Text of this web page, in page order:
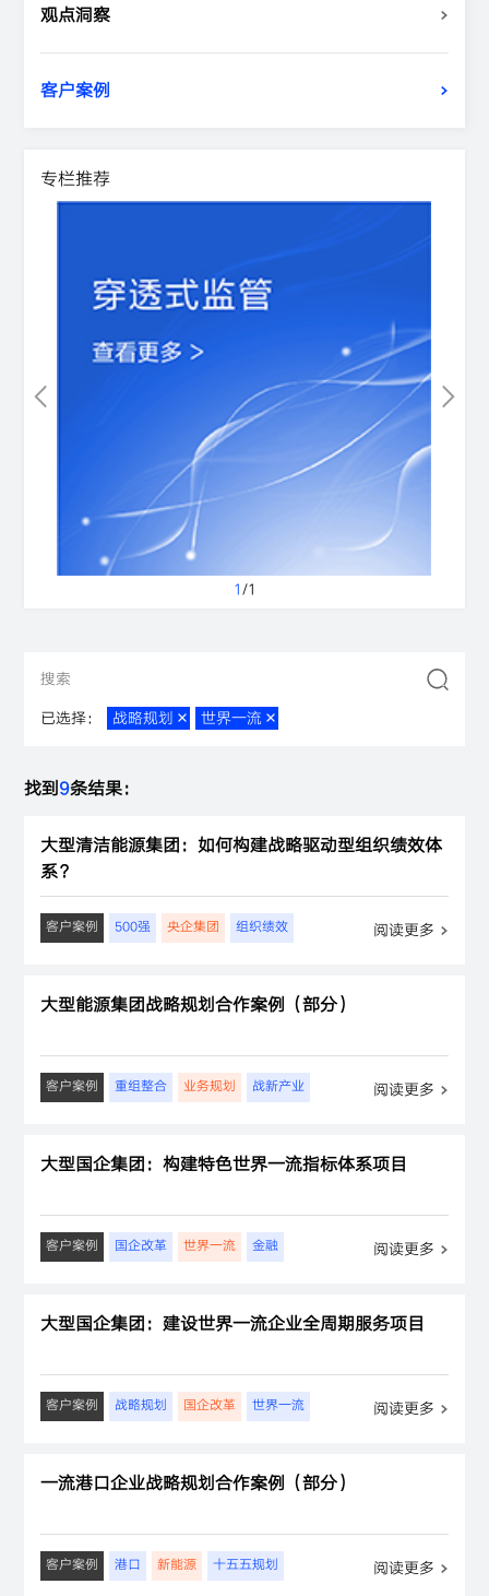
观点洞察
客户案例
专栏推荐
1/1
已选择： 战略规划 世界一流
找到9条结果：
大型清洁能源集团：如何构建战略驱动型组织绩效体
系？
客户案例 500强 央企集团 组织绩效 阅读更多
大型能源集团战略规划合作案例（部分）
客户案例 重组整合 业务规划 战新产业 阅读更多
大型国企集团：构建特色世界一流指标体系项目
客户案例 国企改革 世界一流 金融 阅读更多
大型国企集团：建设世界一流企业全周期服务项目
客户案例 战略规划 国企改革 世界一流 阅读更多
一流港口企业战略规划合作案例（部分）
客户案例 港口 新能源 十五五规划 阅读更多